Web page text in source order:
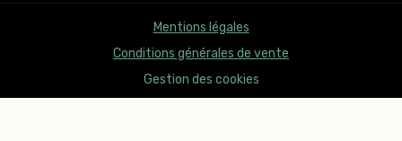
Mentions légales
Conditions générales de vente
Gestion des cookies